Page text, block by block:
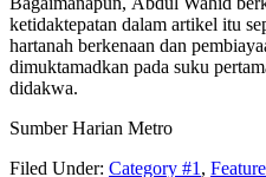
ketidaktepatan dalam artikel itu
hartanah berkenaan dan
dimuktamadkan pada suku
didakwa.
Sumber Harian Metro
Filed Under: Category #1,